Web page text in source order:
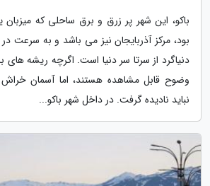
بود، مرکز آذربایجان نیز می باشد و به
دنیاگرد از سرتا سر دنیا است. اگرچه ریشه های
وضوح قابل مشاهده هستند، اما آسمان
نباید نادیده گرفت. در داخل شهر باکو...